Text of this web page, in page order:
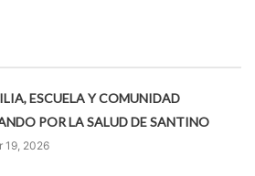
ESCUELA Y COMUNIDAD
POR LA SALUD DE SANTINO
19, 2026